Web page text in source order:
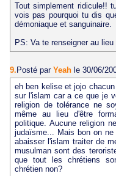
Tout simplement ridicule!!
vois pas pourquoi tu dis
démoniaque et sanguinaire.
PS: Va te renseigner au
9.Posté par Yeah le 30/06/
eh ben kelise et jojo
sur l'islam car a ce que je
religion de tolérance ne
même au lieu d'être
politique. Aucune religion
judaïsme... Mais bon on
abaisser l'islam traiter de
musulman sont des
que tout les chrétiens
chrétien non?